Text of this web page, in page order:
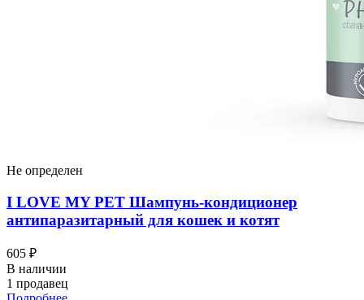
Не определен
I LOVЕ MY PET Шампунь-кондиционер
антипаразитарный для кошек и котят
605 ₽
В наличии
1 продавец